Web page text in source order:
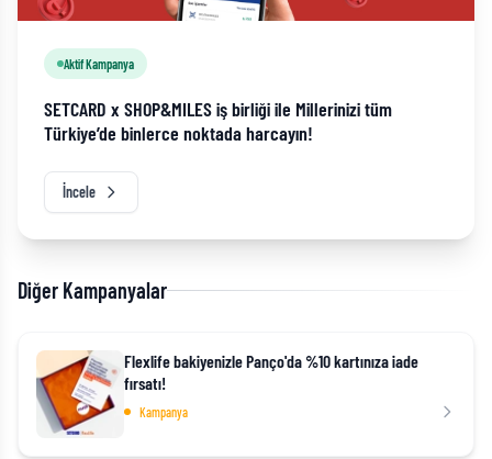
Aktif Kampanya
SETCARD x SHOP&MILES iş birliği ile Millerinizi tüm
Türkiye’de binlerce noktada harcayın!
İncele
Diğer Kampanyalar
Flexlife bakiyenizle Panço'da %10 kartınıza iade
fırsatı!
Kampanya